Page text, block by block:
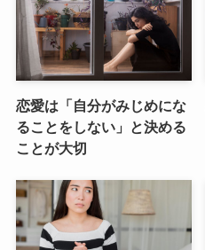
恋愛は「自分がみじめにな
ることをしない」と決める
ことが大切